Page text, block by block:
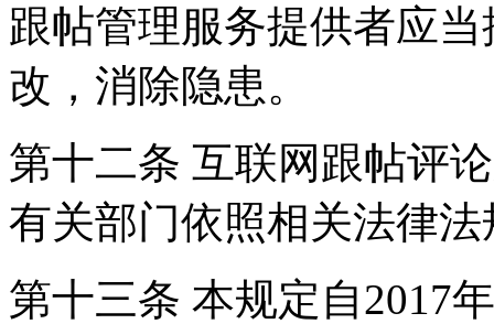
跟帖管理服务提供者应
改，消除隐患。
第十二条 互联网跟帖评
有关部门依照相关法律
第十三条 本规定自2017